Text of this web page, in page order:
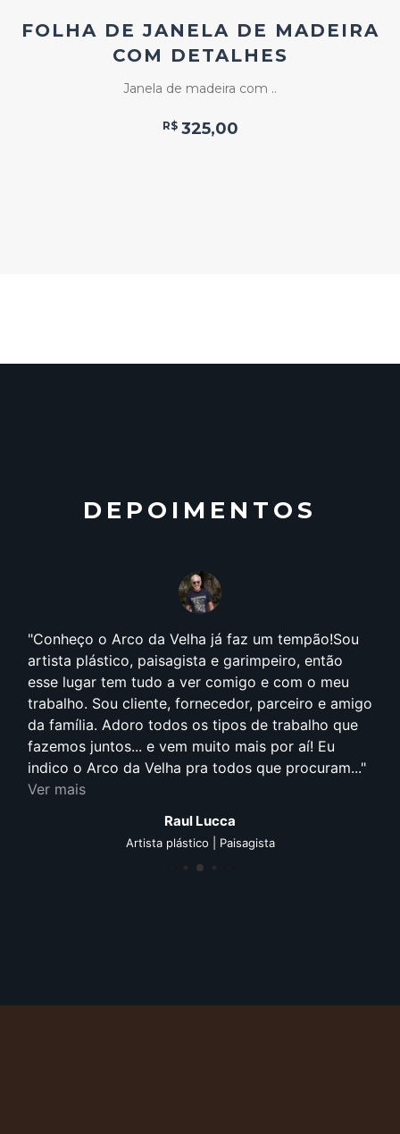
FOLHA DE JANELA DE MADEIRA
COM DETALHES
Janela de madeira com ..
R$ 325,00
DEPOIMENTOS
Conheço o Arco da Velha já faz um tempão!Sou
artista plástico, paisagista e garimpeiro, então
esse lugar tem tudo a ver comigo e com o meu
trabalho. Sou cliente, fornecedor, parceiro e amigo
da família. Adoro todos os tipos de trabalho que
fazemos juntos... e vem muito mais por aí! Eu
indico o Arco da Velha pra todos que procuram...
Ver mais
Raul Lucca
Artista plástico | Paisagista